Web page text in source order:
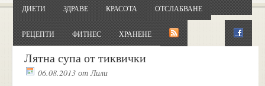
ДИЕТИ ЗДРАВЕ КРАСОТА ОТСЛАБВАНЕ
РЕЦЕПТИ ФИТНЕС ХРАНЕНЕ
Лятна супа от тиквички
06.08.2013 отЛили
... и я въведете в полето: